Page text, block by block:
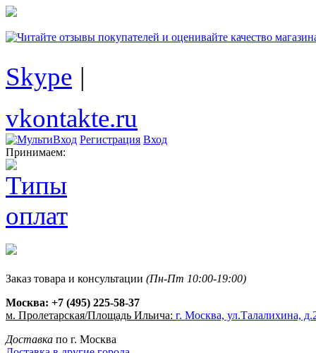
Skype |
vkontakte.ru
Регистрация Вход
Принимаем:
Заказ товара и консультации (Пн-Пт 10:00-19:00)
Москва: +7 (495) 225-58-37
м. Пролетарская/Площадь Ильича: г. Москва, ул.Талалихина,
Доставка по г. Москва